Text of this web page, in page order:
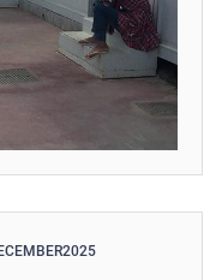
2025